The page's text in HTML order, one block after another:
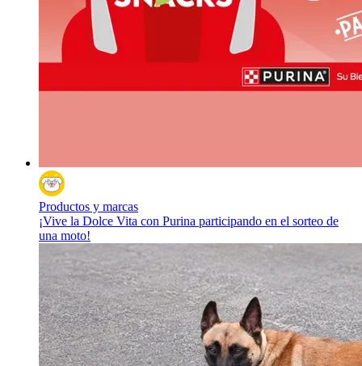
Productos y marcas
¡Vive la Dolce Vita con Purina participando en el sorteo de
una moto!